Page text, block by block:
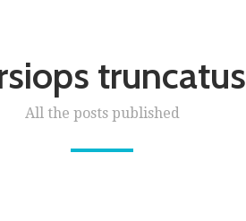
truncatus
All the posts published